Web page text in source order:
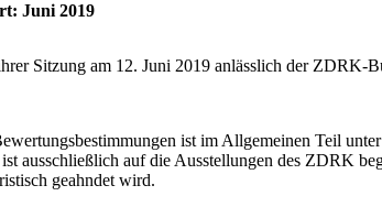
Juni 2019
Sitzung am 12. Juni 2019 anlässlich der ZDRK-
ist im Allgemeinen Teil
ausschließlich auf die Ausstellungen des ZDRK
geahndet wird.